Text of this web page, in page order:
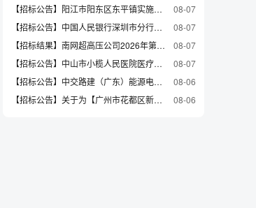
【招标公告】阳江市阳东区东平镇实施镇区清扫保洁及生活垃圾收运一体化项目招标公告
08-07
【招标公告】中国人民银行深圳市分行采购微机视频信息保护系统（第三次采购）（包2-光纤网卡）询价公告
08-07
【招标结果】南网超高压公司2026年第一批物资公开招标项目（2026-WZ-1-S-ZB1）中标公告
08-07
【招标公告】中山市小榄人民医院医疗设备打印用纸协议供货一年采购项目采购公告
08-07
【招标公告】中交路建（广东）能源电力迁改项目输电线路分布式故障定位装置招标公告
08-06
【招标公告】关于为【广州市花都区新华街第五小学安全用电增容工程(概算审核)】公开选取【工程造价咨询】机构的公告
08-06